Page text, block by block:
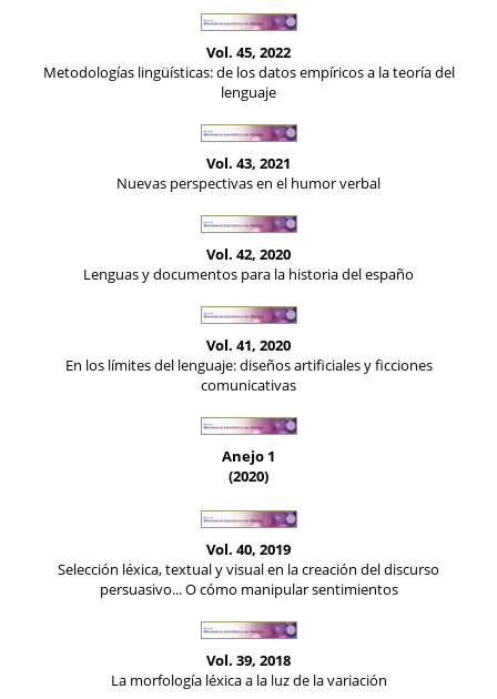
Vol. 45, 2022
Metodologías lingüísticas: de los datos empíricos a la teoría del
lenguaje
Vol. 43, 2021
Nuevas perspectivas en el humor verbal
Vol. 42, 2020
Lenguas y documentos para la historia del españo
Vol. 41, 2020
En los límites del lenguaje: diseños artificiales y ficciones
comunicativas
Anejo 1
(2020)
Vol. 40, 2019
Selección léxica, textual y visual en la creación del discurso
persuasivo... O cómo manipular sentimientos
Vol. 39, 2018
La morfología léxica a la luz de la variación